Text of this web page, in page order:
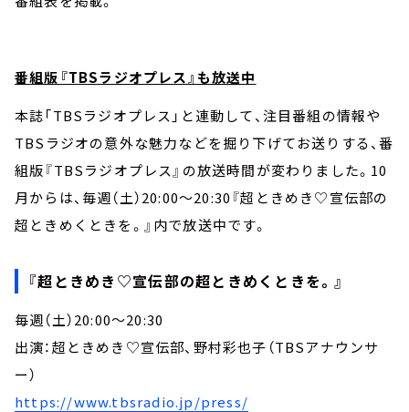
番組版『TBSラジオプレス』も放送中
本誌「TBSラジオプレス」と連動して、注目番組の情報や
TBSラジオの意外な魅力などを掘り下げてお送りする、番
組版『TBSラジオプレス』の放送時間が変わりました。10
月からは、毎週（土）20:00～20:30『超ときめき♡宣伝部の
超ときめくときを。』内で放送中です。
『超ときめき♡宣伝部の超ときめくときを。』
毎週（土）20:00～20:30
出演：超ときめき♡宣伝部、野村彩也子（TBSアナウンサ
ー）
https://www.tbsradio.jp/press/